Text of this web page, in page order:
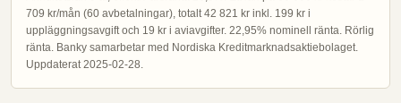
709 kr/mån (60 avbetalningar), totalt 42 821 kr inkl. 199 kr i
uppläggningsavgift och 19 kr i aviavgifter. 22,95% nominell ränta. Rörlig
ränta. Banky samarbetar med Nordiska Kreditmarknadsaktiebolaget.
Uppdaterat 2025-02-28.